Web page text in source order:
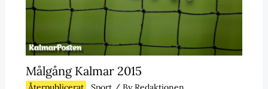
Målgång Kalmar 2015